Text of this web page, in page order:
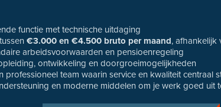
functie met technische uitdaging
€3.000 en €4.500 bruto per maand, afhankelijk
arbeidsvoorwaarden en pensioenregeling
ontwikkeling en doorgroeimogelijkheden
professioneel team waarin service en kwaliteit centraal
en moderne middelen om je werk goed uit